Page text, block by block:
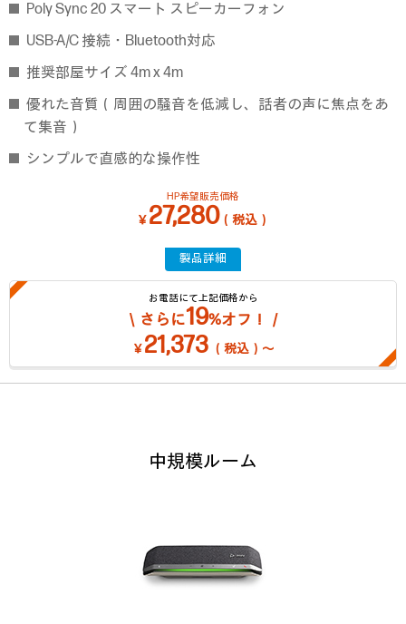
Poly Sync 20 スマート スピーカーフォン
USB-A/C 接続・Bluetooth対応
推奨部屋サイズ 4m x 4m
優れた音質（周囲の騒音を低減し、話者の声に焦点をあ
て集音）
シンプルで直感的な操作性
HP希望販売価格
￥27,280（税込）
製品詳細
お電話にて上記価格から
＼さらに19%オフ！／
￥21,373 （税込）～
中規模ルーム